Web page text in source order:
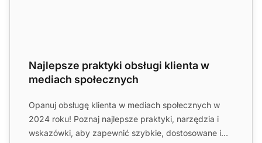
Najlepsze praktyki obsługi klienta w
mediach społecznych
Opanuj obsługę klienta w mediach społecznych w
2024 roku! Poznaj najlepsze praktyki, narzędzia i
wskazówki, aby zapewnić szybkie, dostosowane i